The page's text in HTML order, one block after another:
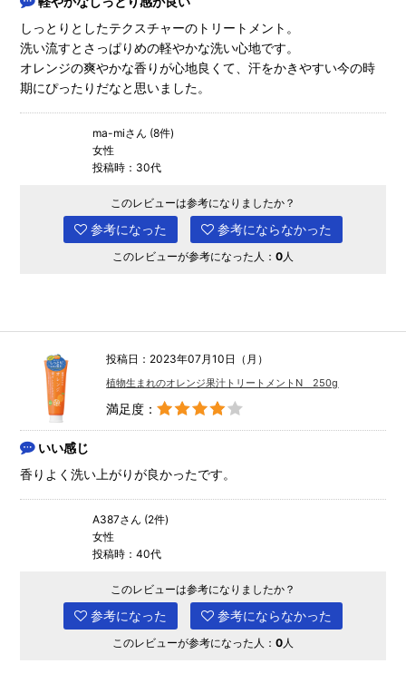
しっとりとしたテクスチャーのトリートメント。
洗い流すとさっぱりめの軽やかな洗い心地です。
オレンジの爽やかな香りが心地良くて、汗をかきやすい今の時
期にぴったりだなと思いました。
ma-miさん (8件)
女性
投稿時：30代
このレビューは参考になりましたか？
参考になった 参考にならなかった
このレビューが参考になった人： 0人
投稿日：2023年07月10日（月）
植物生まれのオレンジ果汁トリートメントN 250g
満足度：
いい感じ
香りよく洗い上がりが良かったです。
A387さん (2件)
女性
投稿時：40代
このレビューは参考になりましたか？
参考になった 参考にならなかった
このレビューが参考になった人： 0人